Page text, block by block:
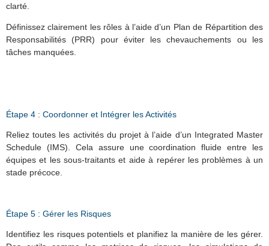
clarté.
Définissez clairement les rôles à l’aide d’un Plan de Répartition des
Responsabilités (PRR) pour éviter les chevauchements ou les
tâches manquées.
Étape 4 : Coordonner et Intégrer les Activités
Reliez toutes les activités du projet à l’aide d’un Integrated Master
Schedule (IMS). Cela assure une coordination fluide entre les
équipes et les sous-traitants et aide à repérer les problèmes à un
stade précoce.
Étape 5 : Gérer les Risques
Identifiez les risques potentiels et planifiez la manière de les gérer.